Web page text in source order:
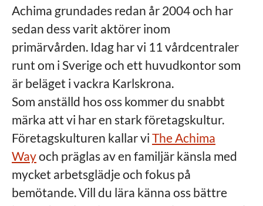
Achima grundades redan år 2004 och har
sedan dess varit aktörer inom
primärvården. Idag har vi 11 vårdcentraler
runt om i Sverige och ett huvudkontor som
är beläget i vackra Karlskrona.
Som anställd hos oss kommer du snabbt
märka att vi har en stark företagskultur.
Företagskulturen kallar vi The Achima
Wayoch präglas av en familjär känsla med
mycket arbetsglädje och fokus på
bemötande. Vill du lära känna oss bättre